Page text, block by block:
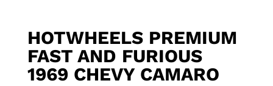
HOTWHEELS PREMIUM
FAST AND FURIOUS
1969 CHEVY CAMARO